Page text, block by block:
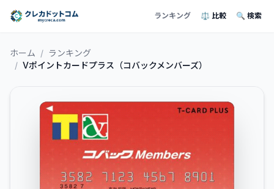
ランキング ⚖️ 比較 🔍 検索
ホーム / ランキング
/ Vポイントカードプラス（コバックメンバーズ）